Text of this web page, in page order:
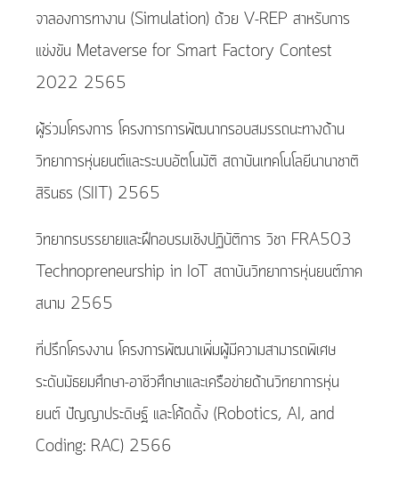
จาลองการทางาน (Simulation) ด้วย V-REP สาหรับการ
แข่งขัน Metaverse for Smart Factory Contest
2022 2565
ผู้ร่วมโครงการ โครงการการพัฒนากรอบสมรรถนะทางด้าน
วิทยาการหุ่นยนต์และระบบอัตโนมัติ สถาบันเทคโนโลยีนานาชาติ
สิรินธร (SIIT) 2565
วิทยากรบรรยายและฝึกอบรมเชิงปฏิบัติการ วิชา FRA503
Technopreneurship in IoT สถาบันวิทยาการหุ่นยนต์ภาค
สนาม 2565
ที่ปรึกโครงงาน โครงการพัฒนาเพิ่มผู้มีความสามารถพิเศษ
ระดับมัธยมศึกษา-อาชีวศึกษาและเครือข่ายด้านวิทยาการหุ่น
ยนต์ ปัญญาประดิษฐ์ และโค้ดดิ้ง (Robotics, AI, and
Coding: RAC) 2566